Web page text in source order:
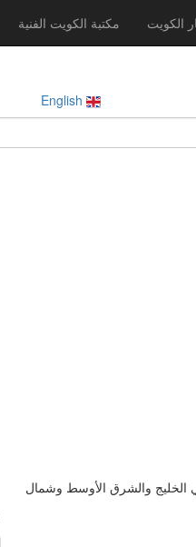
الكويت مكتبة الكويت الفنية
الخليج والشرق الأوسط وشمال